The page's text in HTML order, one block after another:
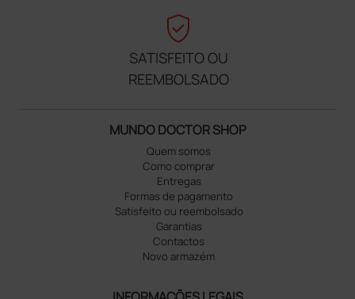
verified_user
SATISFEITO OU
REEMBOLSADO
MUNDO DOCTOR SHOP
Quem somos
Como comprar
Entregas
Formas de pagamento
Satisfeito ou reembolsado
Garantias
Contactos
Novo armazém